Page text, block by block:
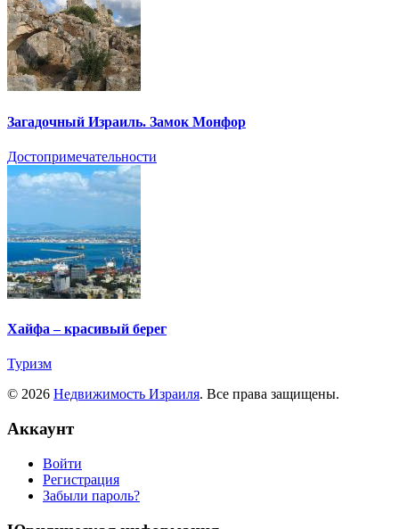
Загадочный Израиль. Замок Монфор
Достопримечательности
Хайфа – красивый берег
Туризм
© 2026 Недвижимость Израиля. Все права защищены.
Аккаунт
Войти
Регистрация
Забыли пароль?